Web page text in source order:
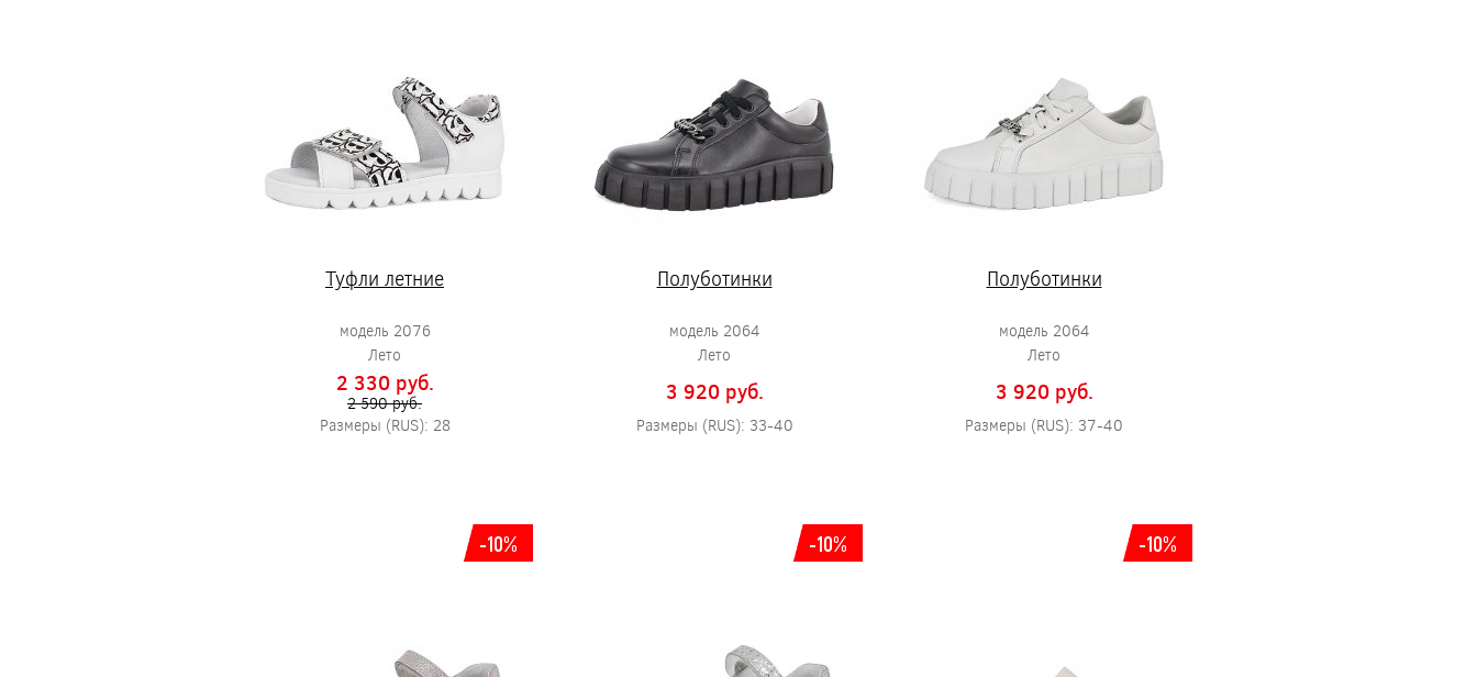
Туфли летние
модель 2076
Лето
2 330 pуб.
2 590 pуб.
Размеры (RUS): 28
Полуботинки
модель 2064
Лето
3 920 pуб.
Размеры (RUS): 33-40
Полуботинки
модель 2064
Лето
3 920 pуб.
Размеры (RUS): 37-40
-10% -10% -10%